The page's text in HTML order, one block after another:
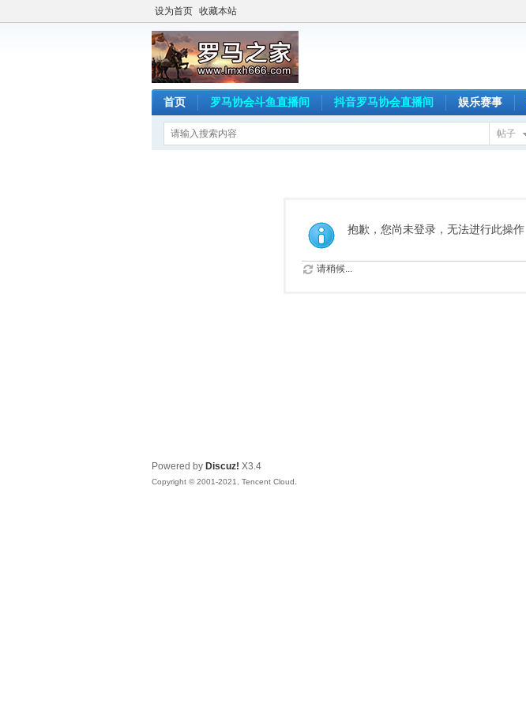
设为首页 收藏本站
首页 罗马协会斗鱼直播间 抖音罗马协会直播间 娱乐赛事
帖子
抱歉，您尚未登录，无法进行此操作
请稍候...
Powered by Discuz! X3.4
Copyright © 2001-2021, Tencent Cloud.